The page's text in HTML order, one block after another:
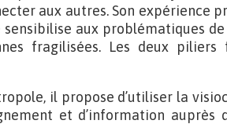
aux autres. Son expérience
aux problématiques
fragilisées. Les deux piliers
il propose d’utiliser la
et d’information auprès